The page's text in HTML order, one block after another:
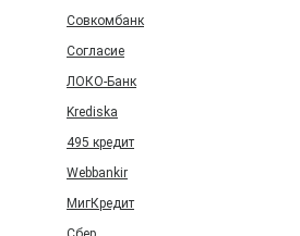
Совкомбанк
Согласие
ЛОКО-Банк
Krediska
495 кредит
Webbankir
МигКредит